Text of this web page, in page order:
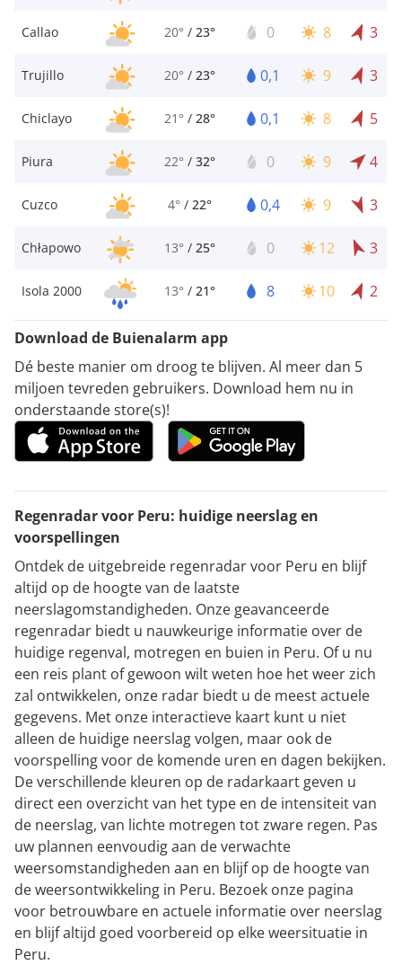
Callao 20° / 23° 0 8 3
Trujillo 20° / 23° 0,1 9 3
Chiclayo 21° / 28° 0,1 8 5
Piura 22° / 32° 0 9 4
Cuzco 4° / 22° 0,4 9 3
Chłapowo 13° / 25° 0 12 3
Isola 2000 13° / 21° 8 10 2
Download de Buienalarm app
Dé beste manier om droog te blijven. Al meer dan 5
miljoen tevreden gebruikers. Download hem nu in
onderstaande store(s)!
Regenradar voor Peru: huidige neerslag en
voorspellingen
Ontdek de uitgebreide regenradar voor Peru en blijf
altijd op de hoogte van de laatste
neerslagomstandigheden. Onze geavanceerde
regenradar biedt u nauwkeurige informatie over de
huidige regenval, motregen en buien in Peru. Of u nu
een reis plant of gewoon wilt weten hoe het weer zich
zal ontwikkelen, onze radar biedt u de meest actuele
gegevens. Met onze interactieve kaart kunt u niet
alleen de huidige neerslag volgen, maar ook de
voorspelling voor de komende uren en dagen bekijken.
De verschillende kleuren op de radarkaart geven u
direct een overzicht van het type en de intensiteit van
de neerslag, van lichte motregen tot zware regen. Pas
uw plannen eenvoudig aan de verwachte
weersomstandigheden aan en blijf op de hoogte van
de weersontwikkeling in Peru. Bezoek onze pagina
voor betrouwbare en actuele informatie over neerslag
en blijf altijd goed voorbereid op elke weersituatie in
Peru.